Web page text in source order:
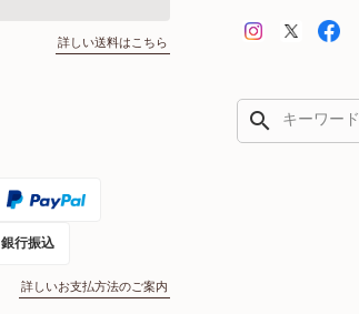
詳しい送料はこちら
銀行振込
詳しいお支払方法のご案内
search